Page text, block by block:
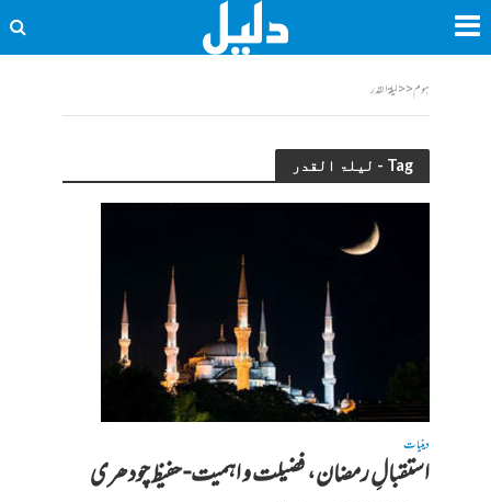
ہوم<<لیلۃ القدر
Tag - لیلۃ القدر
دینیات
استقبالِ رمضان، فضیلت و اہمیت- حفیظ چودھری